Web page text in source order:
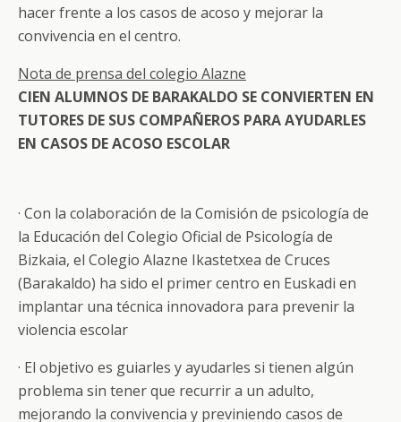
hacer frente a los casos de acoso y mejorar la
convivencia en el centro.
Nota de prensa del colegio Alazne
CIEN ALUMNOS DE BARAKALDO SE CONVIERTEN EN
TUTORES DE SUS COMPAÑEROS PARA AYUDARLES
EN CASOS DE ACOSO ESCOLAR
· Con la colaboración de la Comisión de psicología de
la Educación del Colegio Oficial de Psicología de
Bizkaia, el Colegio Alazne Ikastetxea de Cruces
(Barakaldo) ha sido el primer centro en Euskadi en
implantar una técnica innovadora para prevenir la
violencia escolar
· El objetivo es guiarles y ayudarles si tienen algún
problema sin tener que recurrir a un adulto,
mejorando la convivencia y previniendo casos de